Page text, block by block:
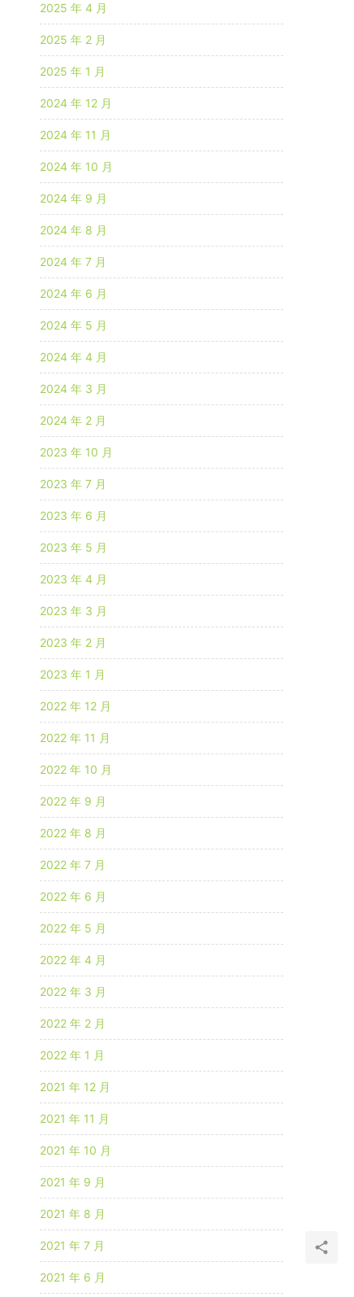
2025 年 4 月
2025 年 2 月
2025 年 1 月
2024 年 12 月
2024 年 11 月
2024 年 10 月
2024 年 9 月
2024 年 8 月
2024 年 7 月
2024 年 6 月
2024 年 5 月
2024 年 4 月
2024 年 3 月
2024 年 2 月
2023 年 10 月
2023 年 7 月
2023 年 6 月
2023 年 5 月
2023 年 4 月
2023 年 3 月
2023 年 2 月
2023 年 1 月
2022 年 12 月
2022 年 11 月
2022 年 10 月
2022 年 9 月
2022 年 8 月
2022 年 7 月
2022 年 6 月
2022 年 5 月
2022 年 4 月
2022 年 3 月
2022 年 2 月
2022 年 1 月
2021 年 12 月
2021 年 11 月
2021 年 10 月
2021 年 9 月
2021 年 8 月
2021 年 7 月
2021 年 6 月